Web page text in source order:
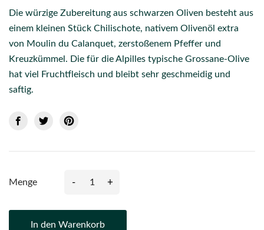
Die würzige Zubereitung aus schwarzen Oliven besteht aus
einem kleinen Stück Chilischote, nativem Olivenöl extra
von Moulin du Calanquet, zerstoßenem Pfeffer und
Kreuzkümmel. Die für die Alpilles typische Grossane-Olive
hat viel Fruchtfleisch und bleibt sehr geschmeidig und
saftig.
Menge - +
In den Warenkorb